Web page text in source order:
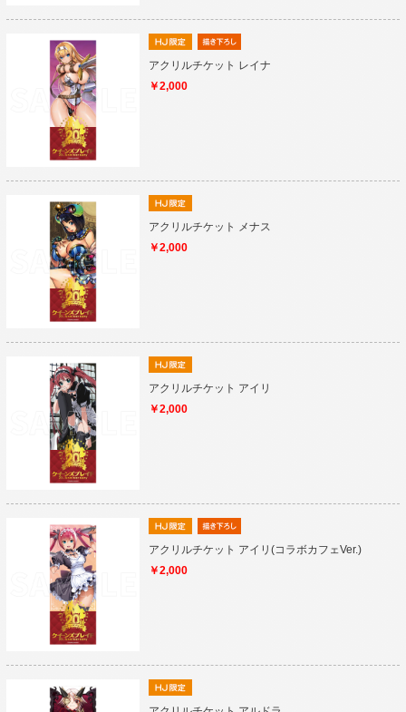
アクリルチケット レイナ
￥2,000
アクリルチケット メナス
￥2,000
アクリルチケット アイリ
￥2,000
アクリルチケット アイリ(コラボカフェVer.)
￥2,000